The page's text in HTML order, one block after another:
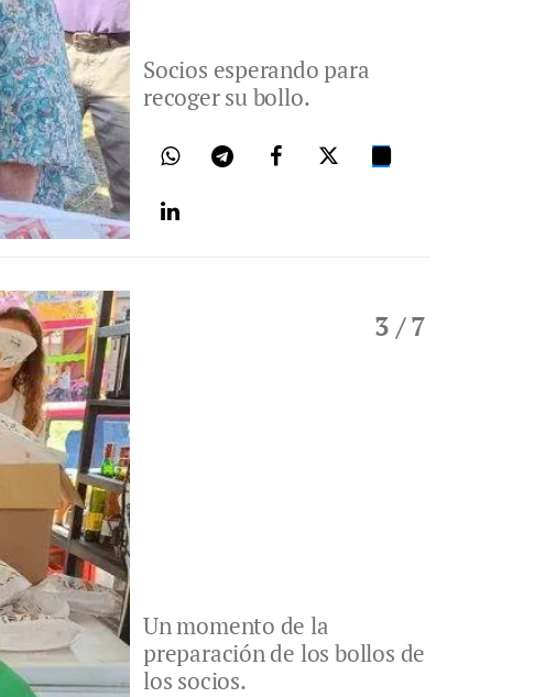
Socios esperando para
recoger su bollo.
3/ 7
Un momento de la
preparación de los bollos de
los socios.